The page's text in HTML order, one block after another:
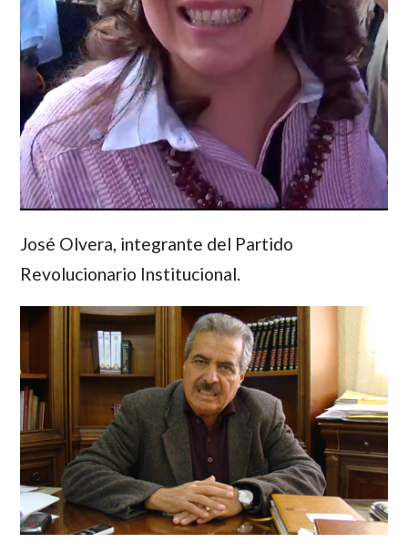
José Olvera, integrante del Partido
Revolucionario Institucional.